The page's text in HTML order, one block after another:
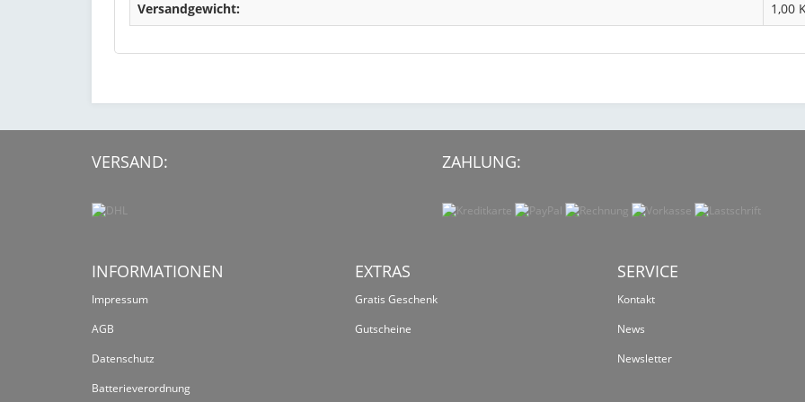
Versandgewicht: 1,00
VERSAND: ZAHLUNG:
INFORMATIONEN
Impressum
AGB
Datenschutz
Batterieverordnung
EXTRAS
Gratis Geschenk
Gutscheine
SERVICE
Kontakt
News
Newsletter